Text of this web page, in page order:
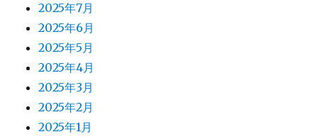
2025年7月
2025年6月
2025年5月
2025年4月
2025年3月
2025年2月
2025年1月